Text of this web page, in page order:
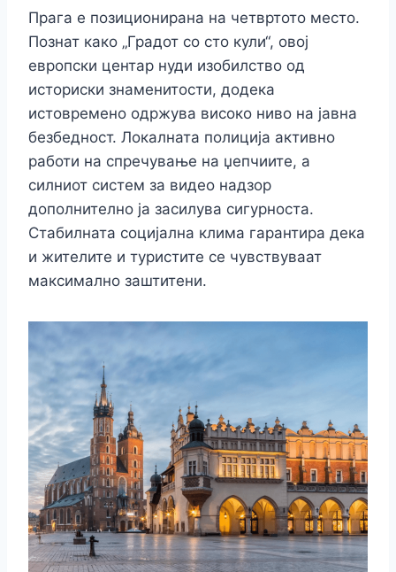
Прага е позиционирана на четвртото место.
Познат како „Градот со сто кули“, овој
европски центар нуди изобилство од
историски знаменитости, додека
истовремено одржува високо ниво на јавна
безбедност. Локалната полиција активно
работи на спречување на џепчиите, а
силниот систем за видео надзор
дополнително ја засилува сигурноста.
Стабилната социјална клима гарантира дека
и жителите и туристите се чувствуваат
максимално заштитени.